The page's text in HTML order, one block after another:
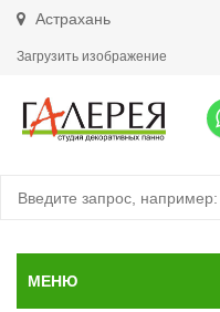
Астрахань
Загрузить изображение
МЕНЮ